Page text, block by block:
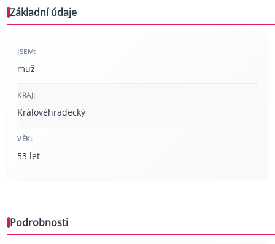
Základní údaje
JSEM:
muž
KRAJ:
Královéhradecký
VĚK:
53 let
Podrobnosti